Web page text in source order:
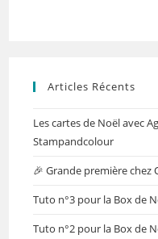
Articles Récents
Les cartes de Noël avec
Stampandcolour
🎉 Grande première chez
Tuto n°3 pour la Box de
Tuto n°2 pour la Box de